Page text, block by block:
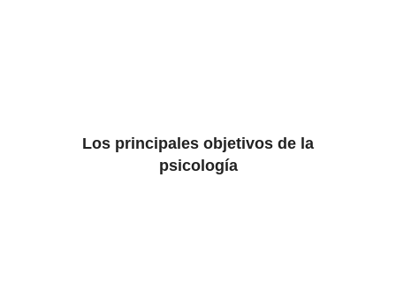
Los principales objetivos de la
psicología